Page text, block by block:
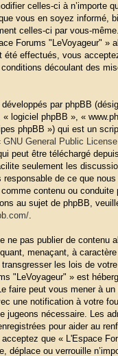
celles-ci à n’importe
vous en soyez informé,
celles-ci par vous-
Forums "LeVoyageur" »
été effectués, vous
découlant des
par phpBB
logiciel phpBB », «
phpBB ») qui est un
GNU General Public
peut être téléchargé depuis
seulement les
responsable de ce que
contenu ou conduite
au sujet de phpBB,
.
ne pas publier de contenu
menaçant, à
les lois de
"LeVoyageur" » est
faire peut vous mener à
une notification à votre
jugeons nécessaire. Les
pour aider au
que « L'Espace
déplace ou verrouille